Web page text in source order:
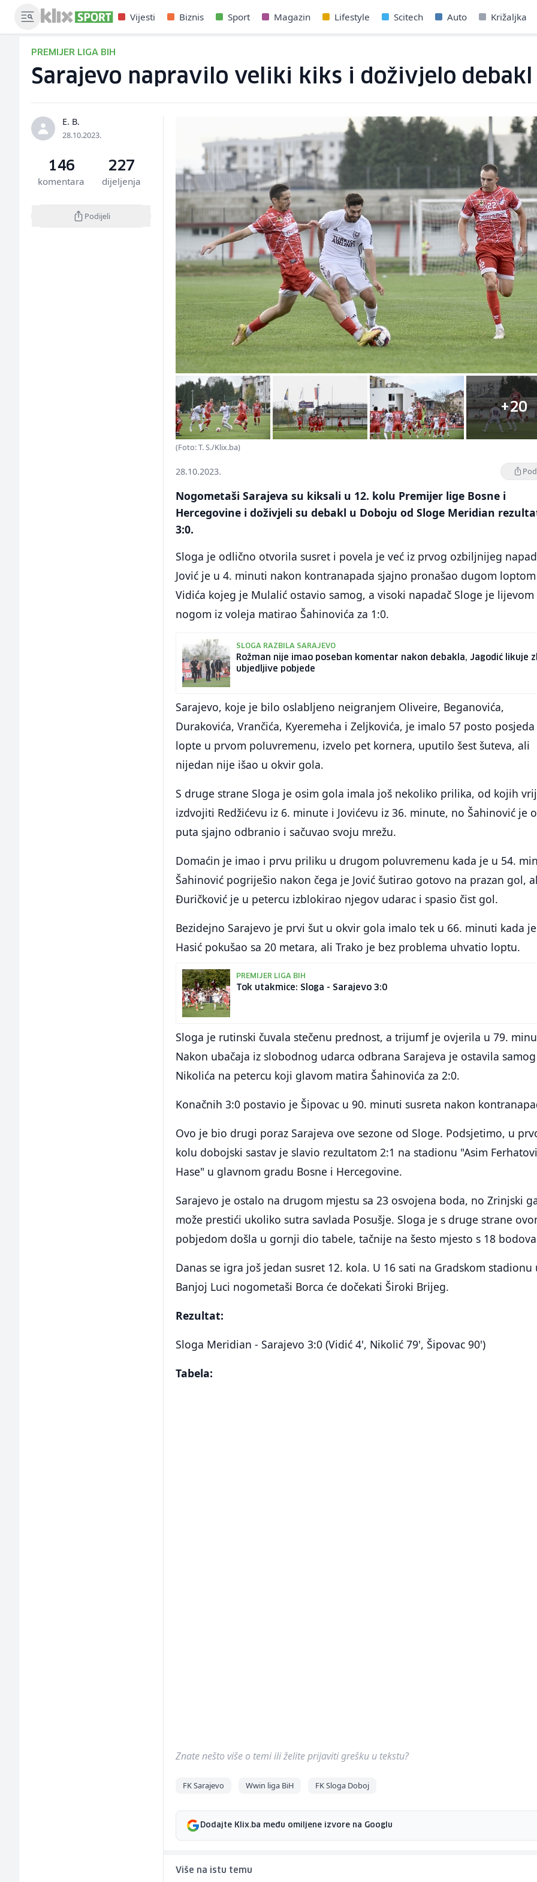
Vijesti Biznis Sport Magazin Lifestyle Scitech Auto Križaljka
PREMIJER LIGA BIH
Sarajevo napravilo veliki kiks i doživjelo debakl
E. B.
28.10.2023.
146
komentara
227
dijeljenja
Podijeli
+20
(Foto: T. S./Klix.ba)
28.10.2023.
Nogometaši Sarajeva su kiksali u 12. kolu Premijer lige Bosne i
Hercegovine i doživjeli su debakl u Doboju od Sloge Meridian
3:0.
Sloga je odlično otvorila susret i povela je već iz prvog ozbiljnijeg
Jović je u 4. minuti nakon kontranapada sjajno pronašao dugom loptom
Vidića kojeg je Mulalić ostavio samog, a visoki napadač Sloge je lijevom
nogom iz voleja matirao Šahinovića za 1:0.
SLOGA RAZBILA SARAJEVO
Rožman nije imao poseban komentar nakon debakla, Jagodić likuje
ubjedljive pobjede
Sarajevo, koje je bilo oslabljeno neigranjem Oliveire, Beganovića,
Durakovića, Vrančića, Kyeremeha i Zeljkovića, je imalo 57 posto posjeda
lopte u prvom poluvremenu, izvelo pet kornera, uputilo šest šuteva, ali
nijedan nije išao u okvir gola.
S druge strane Sloga je osim gola imala još nekoliko prilika, od kojih
izdvojiti Redžićevu iz 6. minute i Jovićevu iz 36. minute, no Šahinović je
puta sjajno odbranio i sačuvao svoju mrežu.
Domaćin je imao i prvu priliku u drugom poluvremenu kada je u 54.
Šahinović pogriješio nakon čega je Jović šutirao gotovo na prazan gol,
Đuričković je u petercu izblokirao njegov udarac i spasio čist gol.
Bezidejno Sarajevo je prvi šut u okvir gola imalo tek u 66. minuti kada je
Hasić pokušao sa 20 metara, ali Trako je bez problema uhvatio loptu.
PREMIJER LIGA BIH
Tok utakmice: Sloga - Sarajevo 3:0
Sloga je rutinski čuvala stečenu prednost, a trijumf je ovjerila u 79.
Nakon ubačaja iz slobodnog udarca odbrana Sarajeva je ostavila samog
Nikolića na petercu koji glavom matira Šahinovića za 2:0.
Konačnih 3:0 postavio je Šipovac u 90. minuti susreta nakon
Ovo je bio drugi poraz Sarajeva ove sezone od Sloge. Podsjetimo, u
kolu dobojski sastav je slavio rezultatom 2:1 na stadionu "Asim
Hase" u glavnom gradu Bosne i Hercegovine.
Sarajevo je ostalo na drugom mjestu sa 23 osvojena boda, no Zrinjski
može prestići ukoliko sutra savlada Posušje. Sloga je s druge strane
pobjedom došla u gornji dio tabele, tačnije na šesto mjesto s 18
Danas se igra još jedan susret 12. kola. U 16 sati na Gradskom stadionu
Banjoj Luci nogometaši Borca će dočekati Široki Brijeg.
Rezultat:
Sloga Meridian - Sarajevo 3:0 (Vidić 4', Nikolić 79', Šipovac 90')
Tabela:
Znate nešto više o temi ili želite prijaviti grešku u tekstu?
FK Sarajevo Wwin liga BiH FK Sloga Doboj
Dodajte Klix.ba među omiljene izvore na Googlu
Više na istu temu